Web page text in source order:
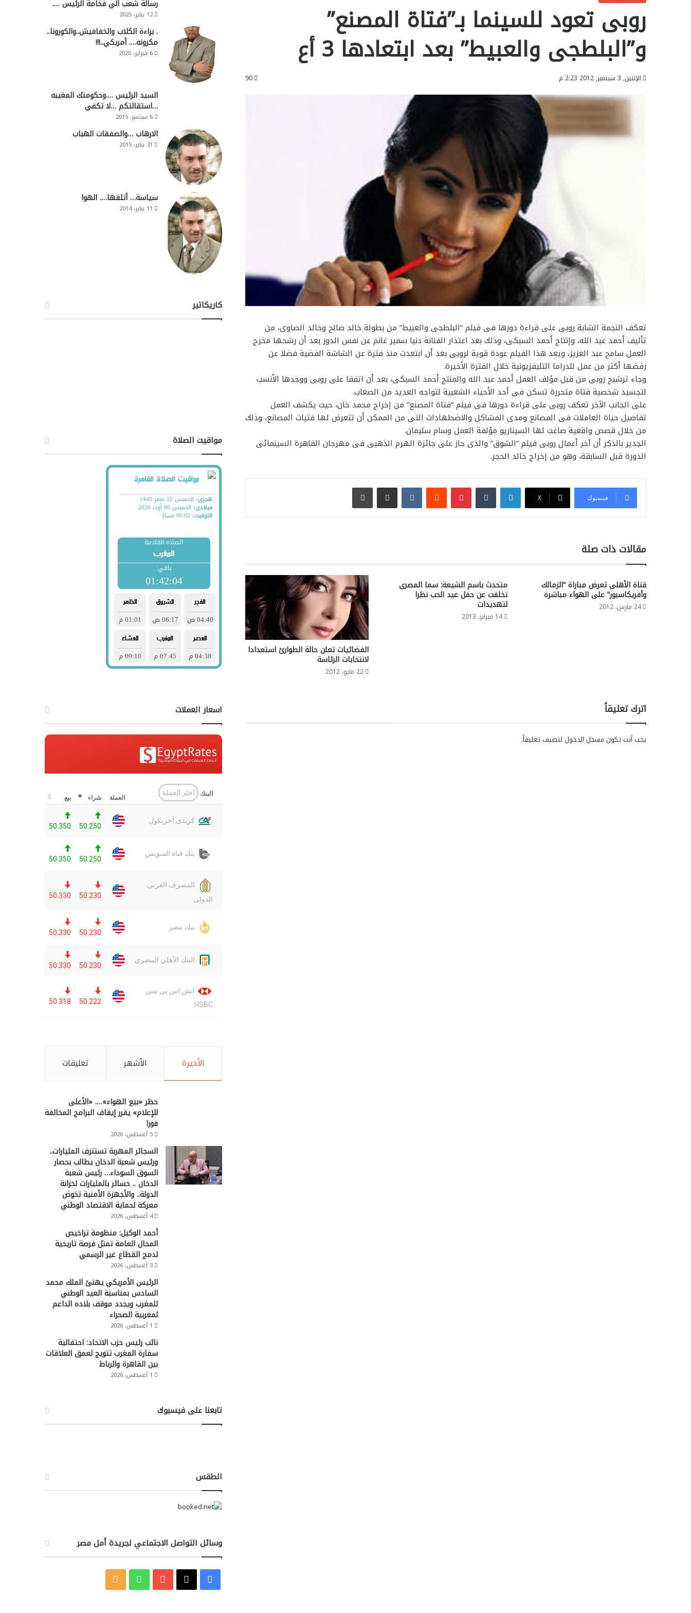
روبى تعود للسينما بـ”فتاة المصنع”
و”البلطجى والعبيط” بعد ابتعادها 3 أع
الإثنين, 3 سبتمبر, 2012 2:23 م 90
تعكف النجمة الشابة روبى على قراءة دورها فى فيلم “البلطجى والعبيط” من بطولة خالد صالح وخالد الصاوى، من
تأليف أحمد عبد الله، وإنتاج أحمد السبكى، وذلك بعد اعتذار الفنانة دنيا سمير غانم عن نفس الدور بعد أن رشحها مخرج
العمل سامح عبد العزيز، ويعد هذا الفيلم عودة قوية لروبى بعد أن ابتعدت منذ فترة عن الشاشة الفضية فضلا عن
رفضها أكثر من عمل للدراما التليفزيونية خلال الفترة الأخيرة.
وجاء ترشيح روبى من قبل مؤلف العمل أحمد عبد الله والمنتج أحمد السبكى، بعد أن اتفقا على روبى ووجدها الأنسب
لتجسيد شخصية فتاة متحررة تسكن فى أحد الأحياء الشعبية لتواجه العديد من الصعاب.
على الجانب الآخر تعكف روبى على قراءة دورها فى فيلم “فتاة المصنع” من إخراج محمد خان، حيث يكشف العمل
تفاصيل حياة العاملات فى المصانع ومدى المشاكل والاضطهادات التى من الممكن أن تتعرض لها فتيات المصانع، وذلك
من خلال قصص واقعية صاغت لها السيناريو مؤلفة العمل وسام سليمان.
الجدير بالذكر أن آخر أعمال روبى فيلم “الشوق” والذى حاز على جائزة الهرم الذهبى فى مهرجان القاهرة السينمائى
الدورة قبل السابقة، وهو من إخراج خالد الحجر.
فيسبوك ‫X
لينكدإن بينتيريست مشاركة عبر البريد طباعة
مقالات ذات صلة
قناة الأهلى تعرض مباراة “الزمالك
وأفريكاسبور” على الهواء مباشرة
24 مارس، 2012
متحدث باسم الشيعة: سما المصرى
تخلفت عن حفل عيد الحب نظرا
لتهديدات
14 فبراير، 2013
الفضائيات تعلن حالة الطوارئ استعدادا
لانتخابات الرئاسة
22 مايو، 2012
اترك تعليقاً
يجب أنت تكون مسجل الدخول لتضيف تعليقاً.
رسالة شعب الي فخامة الرئيس ….
12 يناير، 2025
. براءة الكلاب والخفافيش..والكورونا..
مكرونه…. أمريكي..!!!
6 فبراير، 2020
السيد الرئيس ….وحكومتك المغيبه
…استقالتكم …لا تكفي
6 سبتمبر، 2015
الارهاب …والصفقات الهباب
31 يناير، 2015
سياسة… أتلفها…. الهوا
11 يناير، 2014
كاريكاتير
مواقيت الصلاة
اسعار العملات
الأخيرة الأشهر تعليقات
حظر «بيع الهواء»…. «الأعلى
للإعلام» يقرر إيقاف البرامج المخالفة
فورا
5 أغسطس، 2026
السجائر المهربة تستنزف المليارات..
ورئيس شعبة الدخان يطالب بحصار
السوق السوداء… رئيس شعبة
الدخان .. خسائر بالمليارات لخزانة
الدولة.. والأجهزة الأمنية تخوض
معركة لحماية الاقتصاد الوطني
4 أغسطس، 2026
أحمد الوكيل: منظومة تراخيص
المحال العامة تمثل فرصة تاريخية
لدمج القطاع غير الرسمي
3 أغسطس، 2026
الرئيس الأمريكي يهنئ الملك محمد
السادس بمناسبة العيد الوطني
للمغرب ويجدد موقف بلاده الداعم
لمغربية الصحراء
1 أغسطس، 2026
نائب رئيس حزب الاتحاد: احتفالية
سفارة المغرب تتويج لعمق العلاقات
بين القاهرة والرباط
1 أغسطس، 2026
تابعنا على فيسبوك
الطقس
وسائل التواصل الاجتماعي لجريدة أمل مصر
فيسبوك
‫X
‫YouTubeواتسابملخص